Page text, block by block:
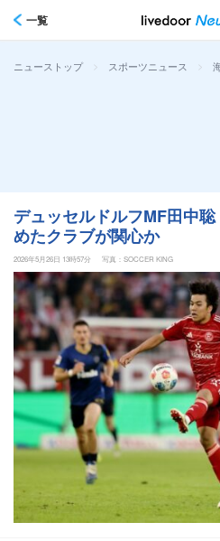
一覧
ニューストップ > スポーツニュース >
デュッセルドルフMF田中
めたクラブが関心か
2026年5月26日 13時57分 写真：SOCCER KING